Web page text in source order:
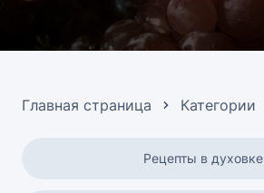
Главная страница Категории
Рецепты в духовке